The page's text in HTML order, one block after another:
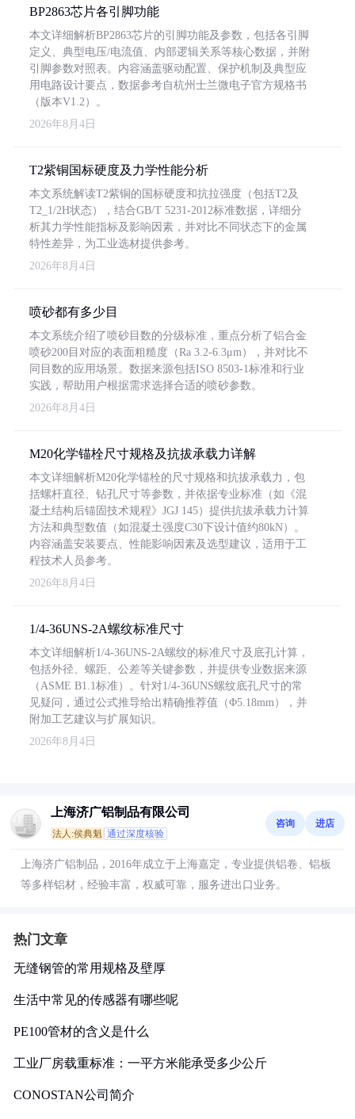
BP2863芯片各引脚功能
本文详细解析BP2863芯片的引脚功能及参数，包括各引脚
定义、典型电压/电流值、内部逻辑关系等核心数据，并附
引脚参数对照表。内容涵盖驱动配置、保护机制及典型应
用电路设计要点，数据参考自杭州士兰微电子官方规格书
（版本V1.2）。
2026年8月4日
T2紫铜国标硬度及力学性能分析
本文系统解读T2紫铜的国标硬度和抗拉强度（包括T2及
T2_1/2H状态），结合GB/T 5231-2012标准数据，详细分
析其力学性能指标及影响因素，并对比不同状态下的金属
特性差异，为工业选材提供参考。
2026年8月4日
喷砂都有多少目
本文系统介绍了喷砂目数的分级标准，重点分析了铝合金
喷砂200目对应的表面粗糙度（Ra 3.2-6.3μm），并对比不
同目数的应用场景。数据来源包括ISO 8503-1标准和行业
实践，帮助用户根据需求选择合适的喷砂参数。
2026年8月4日
M20化学锚栓尺寸规格及抗拔承载力详解
本文详细解析M20化学锚栓的尺寸规格和抗拔承载力，包
括螺杆直径、钻孔尺寸等参数，并依据专业标准（如《混
凝土结构后锚固技术规程》JGJ 145）提供抗拔承载力计算
方法和典型数值（如混凝土强度C30下设计值约80kN）。
内容涵盖安装要点、性能影响因素及选型建议，适用于工
程技术人员参考。
2026年8月4日
1/4-36UNS-2A螺纹标准尺寸
本文详细解析1/4-36UNS-2A螺纹的标准尺寸及底孔计算，
包括外径、螺距、公差等关键参数，并提供专业数据来源
（ASME B1.1标准）。针对1/4-36UNS螺纹底孔尺寸的常
见疑问，通过公式推导给出精确推荐值（Φ5.18mm），并
附加工艺建议与扩展知识。
2026年8月4日
上海济广铝制品有限公司
法人:侯典魁 通过深度核验
咨询 进店
上海济广铝制品，2016年成立于上海嘉定，专业提供铝卷、铝板
等多样铝材，经验丰富，权威可靠，服务进出口业务。
热门文章
无缝钢管的常用规格及壁厚
生活中常见的传感器有哪些呢
PE100管材的含义是什么
工业厂房载重标准：一平方米能承受多少公斤
CONOSTAN公司简介